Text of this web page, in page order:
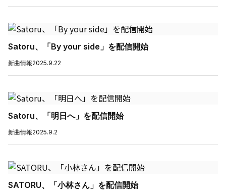
Satoru、「By your side」を配信開始
新曲情報2025.9.22
Satoru、「明日へ」を配信開始
新曲情報2025.9.2
SATORU、「小林さん」を配信開始